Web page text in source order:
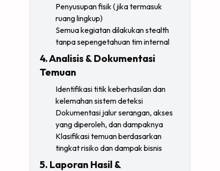
Penyusupan fisik (jika termasuk
ruang lingkup)
Semua kegiatan dilakukan stealth
tanpa sepengetahuan tim internal
4. Analisis & Dokumentasi
Temuan
Identifikasi titik keberhasilan dan
kelemahan sistem deteksi
Dokumentasi jalur serangan, akses
yang diperoleh, dan dampaknya
Klasifikasi temuan berdasarkan
tingkat risiko dan dampak bisnis
5. Laporan Hasil &